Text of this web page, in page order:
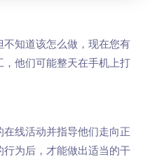
知道该怎么做，现在您有
他们可能整天在手机上打
线活动并指导他们走向正
为后，才能做出适当的干